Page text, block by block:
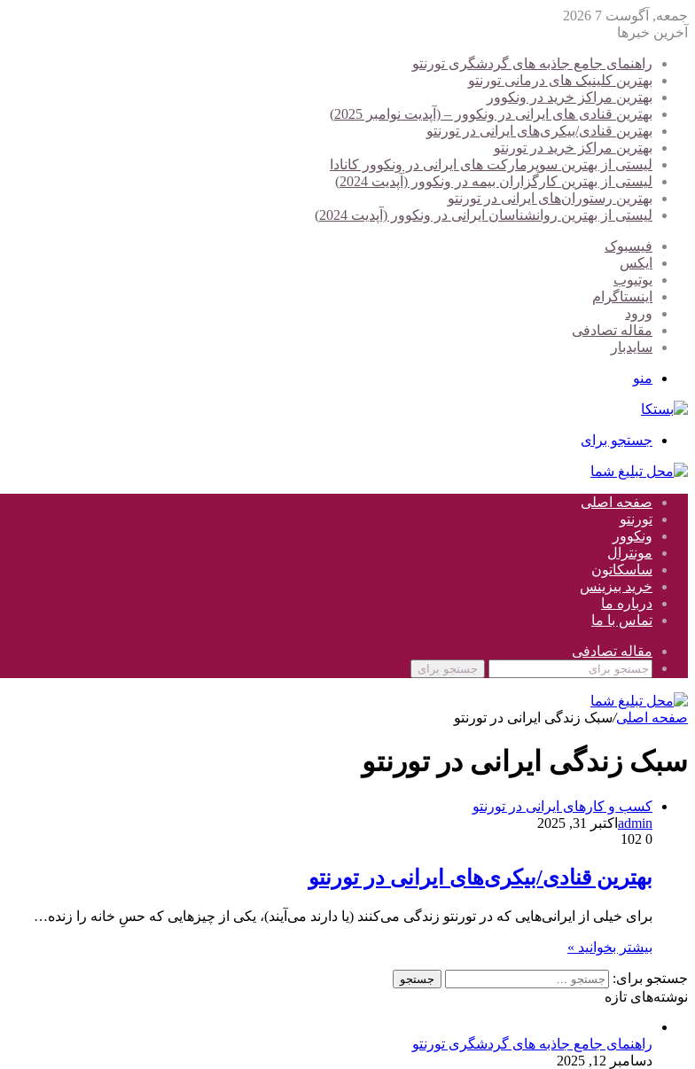
جمعه, آگوست 7 2026
آخرین خبرها
راهنمای جامع جاذبه های گردشگری تورنتو
بهترین کلینیک های درمانی تورنتو
بهترین مراکز خرید در ونکوور
بهترین قنادی های ایرانی در ونکوور – (آپدیت نوامبر 2025)
بهترین قنادی/بیکری‌های ایرانی در تورنتو
بهترین مراکز خرید در تورنتو
لیستی از بهترین سوپرمارکت های ایرانی در ونکوور کانادا
لیستی از بهترین کارگزاران بیمه در ونکوور (آپدیت 2024)
بهترین رستوران‌های ایرانی در تورنتو
لیستی از بهترین روانشناسان ایرانی در ونکوور (آپدیت 2024)
فیسبوک
ایکس
یوتیوب
اینستاگرام
ورود
مقاله تصادفی
سایدبار
منو
جستجو برای
صفحه اصلی
تورنتو
ونکوور
مونترال
ساسکاتون
خرید بیزینس
درباره ما
تماس با ما
مقاله تصادفی
جستجو برای
صفحه اصلی/سبک زندگی ایرانی در تورنتو
سبک زندگی ایرانی در تورنتو
کسب و کارهای ایرانی در تورنتو
admin اکتبر 31, 2025
0
بهترین قنادی/بیکری‌های ایرانی در تورنتو
برای خیلی از ایرانی‌هایی که در تورنتو زندگی می‌کنند (یا دارند می‌آیند)، یکی از چیزهایی که حسِ خانه را زنده…
بیشتر بخوانید »
جستجو برای:
نوشته‌های تازه
راهنمای جامع جاذبه های گردشگری تورنتو
دسامبر 12, 2025